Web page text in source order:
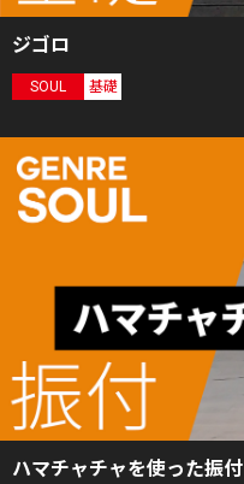
ジゴロ
SOUL 基礎
ハマチャチャを使った振付